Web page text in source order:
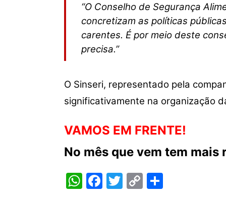
“O Conselho de Segurança
concretizam as políticas
carentes. É por meio deste
precisa.”
O Sinseri, representado pela
significativamente na organização
VAMOS EM FRENTE!
No mês que vem tem mais
W F
T
C